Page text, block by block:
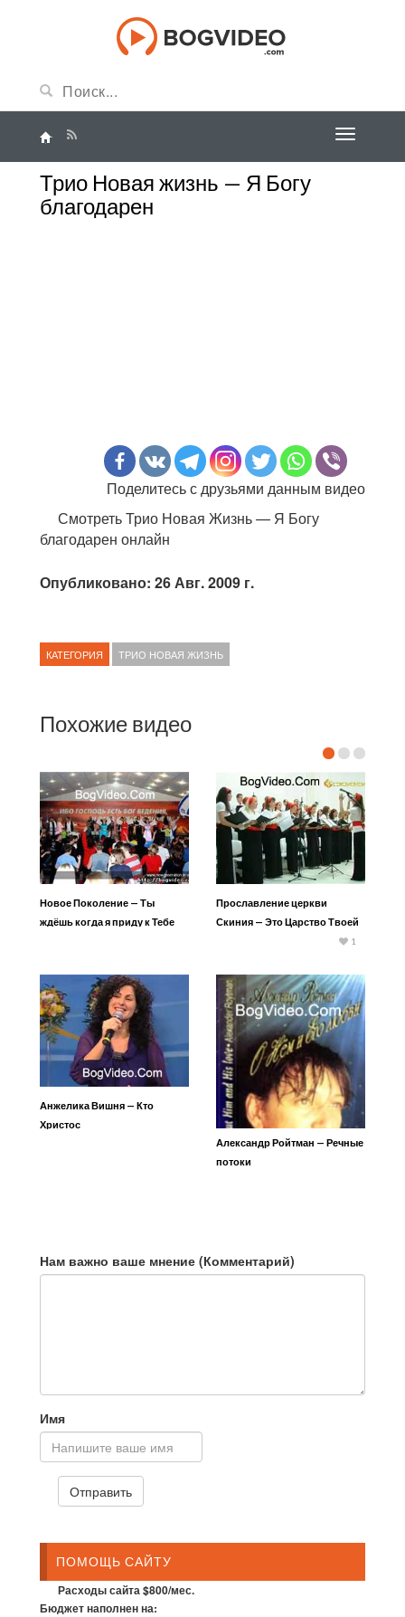
Трио Новая жизнь — Я Богу
благодарен
Поделитесь с друзьями данным видео
Смотреть Трио Новая Жизнь — Я Богу
благодарен онлайн
Опубликовано: 26 Авг. 2009 г.
КАТЕГОРИЯ ТРИО НОВАЯ ЖИЗНЬ
Похожие видео
Новое Поколение — Ты
ждёшь когда я приду к Тебе
Прославление церкви
Скиния — Это Царство Твоей
1
Анжелика Вишня — Кто
Христос
Александр Ройтман — Речные
потоки
Нам важно ваше мнение (Комментарий)
Имя
ПОМОЩЬ САЙТУ
Расходы сайта $800/мес.
Бюджет наполнен на: